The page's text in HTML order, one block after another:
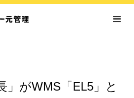
」がWMS「EL5」と